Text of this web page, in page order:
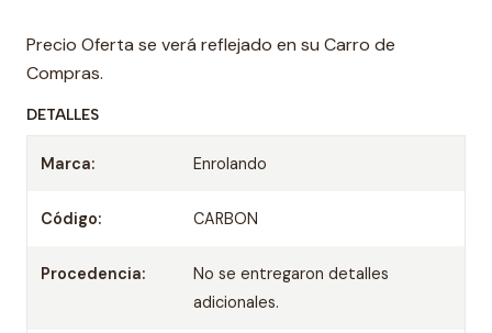
Precio Oferta se verá reflejado en su Carro de
Compras.
DETALLES
Marca: Enrolando
Código: CARBON
Procedencia:
No se entregaron detalles
adicionales.